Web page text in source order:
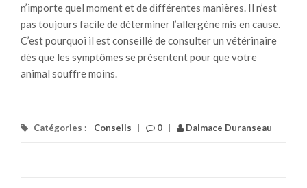
n’importe quel moment et de différentes manières. Il n’est
pas toujours facile de déterminer l’allergène mis en cause.
C’est pourquoi il est conseillé de consulter un vétérinaire
dès que les symptômes se présentent pour que votre
animal souffre moins.
Catégories : Conseils 0 Dalmace Duranseau